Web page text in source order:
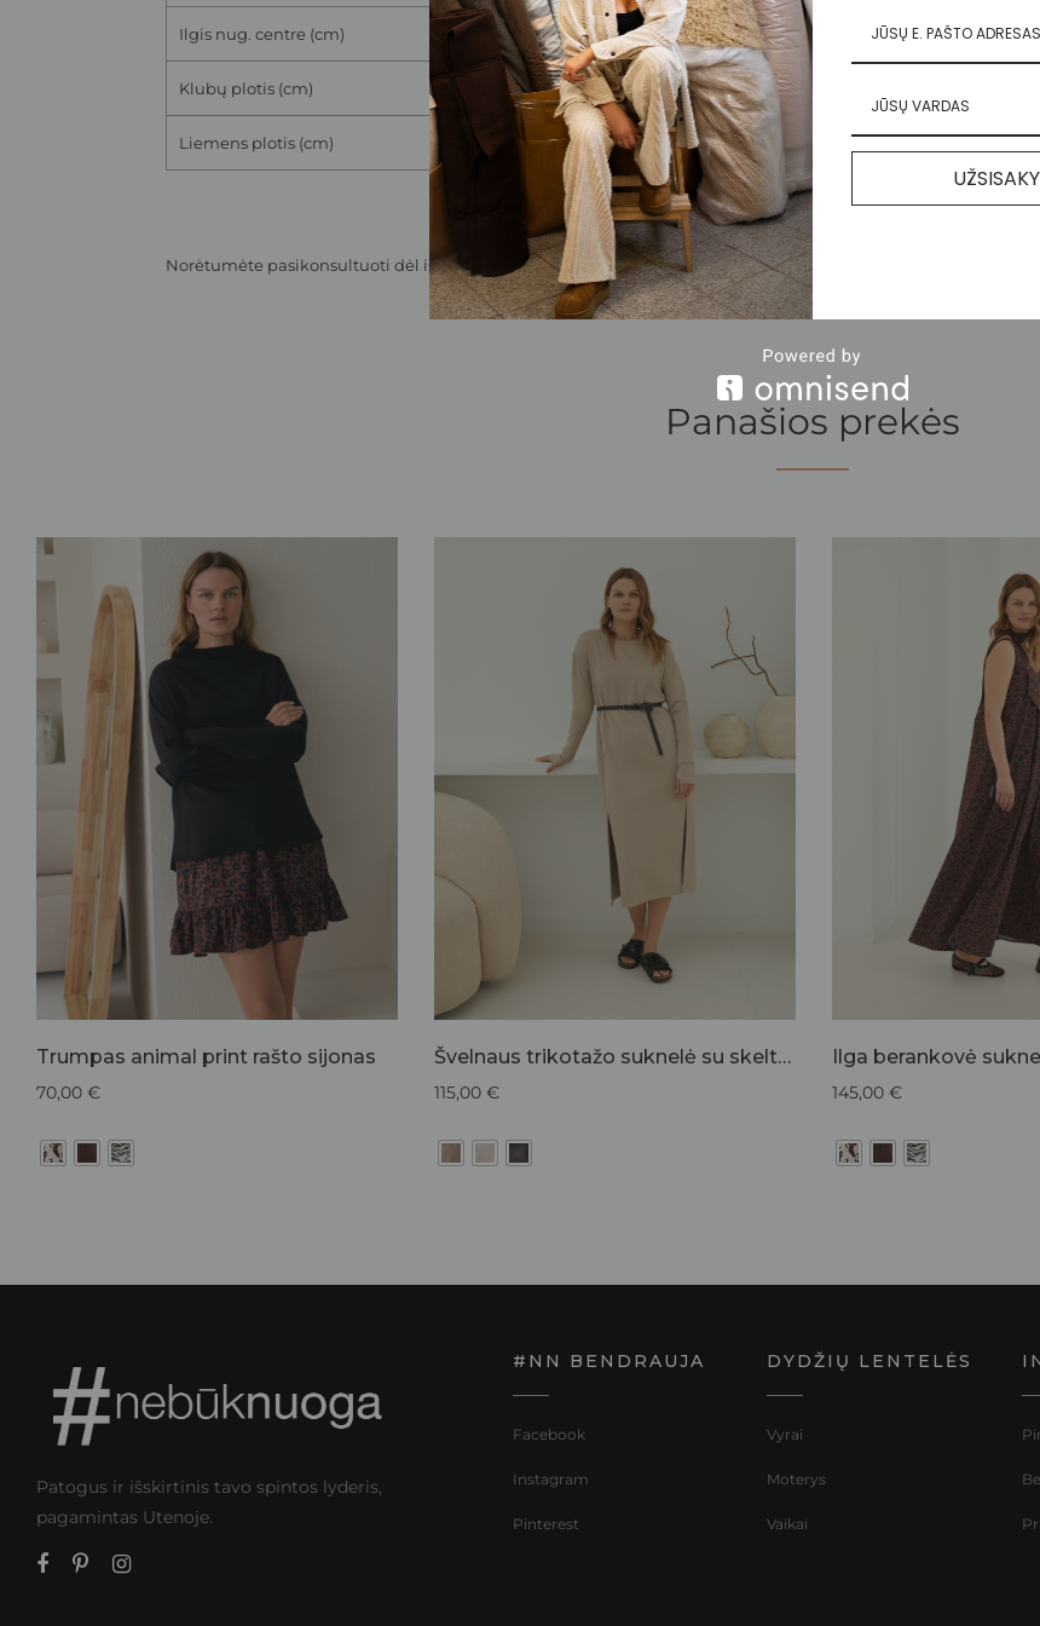
Ilgis nug. centre (cm) 110,0 110,0
Klubų plotis (cm) 106,0
Liemens plotis (cm) 82,0
Norėtumėte pasikonsultuoti dėl išmatavimų? Susisiekite el. paštu hello@nebuknuoga.com
Panašios prekės
Trumpas animal print rašto sijonas
70,00 €
Švelnaus trikotažo suknelė su skeltukais
115,00 € 145,00 €
Patogus ir išskirtinis tavo spintos lyderis,
pagamintas Utenoje.
#NN BENDRAUJA
Facebook
Instagram
Pinterest
DYDŽIŲ LENTELĖS
Vyrai
Moterys
Vaikai